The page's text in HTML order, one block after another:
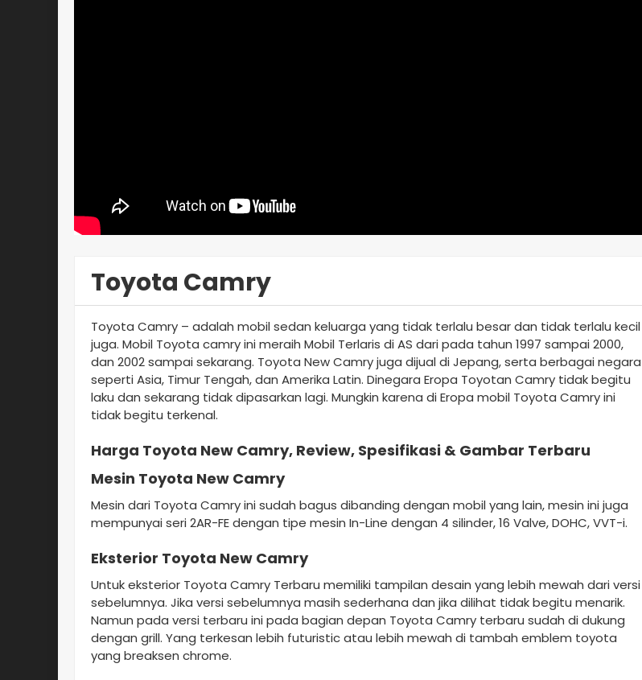
Toyota Camry
Toyota Camry – adalah mobil sedan keluarga yang tidak terlalu besar dan tidak terlalu kecil
juga. Mobil Toyota camry ini meraih Mobil Terlaris di AS dari pada tahun 1997 sampai 2000,
dan 2002 sampai sekarang. Toyota New Camry juga dijual di Jepang, serta berbagai negara
seperti Asia, Timur Tengah, dan Amerika Latin. Dinegara Eropa Toyotan Camry tidak begitu
laku dan sekarang tidak dipasarkan lagi. Mungkin karena di Eropa mobil Toyota Camry ini
tidak begitu terkenal.
Harga Toyota New Camry, Review, Spesifikasi & Gambar Terbaru
Mesin Toyota New Camry
Mesin dari Toyota Camry ini sudah bagus dibanding dengan mobil yang lain, mesin ini juga
mempunyai seri 2AR-FE dengan tipe mesin In-Line dengan 4 silinder, 16 Valve, DOHC, VVT-i.
Eksterior Toyota New Camry
Untuk eksterior Toyota Camry Terbaru memiliki tampilan desain yang lebih mewah dari versi
sebelumnya. Jika versi sebelumnya masih sederhana dan jika dilihat tidak begitu menarik.
Namun pada versi terbaru ini pada bagian depan Toyota Camry terbaru sudah di dukung
dengan grill. Yang terkesan lebih futuristic atau lebih mewah di tambah emblem toyota
yang breaksen chrome.